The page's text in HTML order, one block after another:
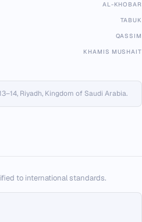
AL-KHOBAR
TABUK
QASSIM
KHAMIS MUSHAIT
Riyadh, Kingdom of Saudi Arabia.
to international standards.